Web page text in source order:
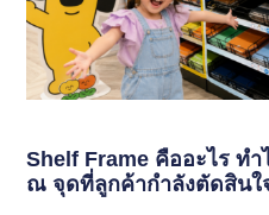
Shelf Frame คืออะไร ท
ณ จุดที่ลูกค้ากำลังตัดสินใ